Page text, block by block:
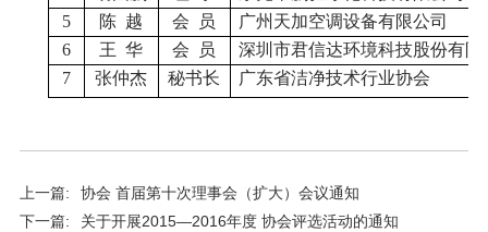
5
陈 越 会 员
广州天加空调设备有限公司
6
王 华 会 员
深圳市君信达环境科技股份有限
7
张仲杰 秘书长 广东省洁净技术行业协会
上一篇:
协会 首届第十次理事会（扩大）会议通知
下一篇:
关于开展2015—2016年度 协会评选活动的通知